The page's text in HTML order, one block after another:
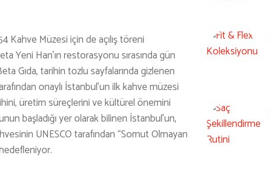
Kahve Müzesi için de açılış töreni
Yeni Han’ın restorasyonu sırasında gün
Gıda, tarihin tozlu sayfalarında gizlenen
onaylı İstanbul’un ilk kahve müzesi
üretim süreçlerini ve kültürel önemini
başladığı yer olarak bilinen İstanbul’un,
UNESCO tarafından “Somut Olmayan